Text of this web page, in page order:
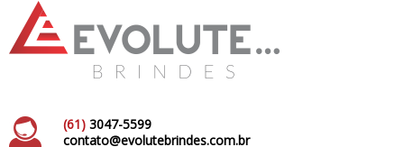
(61) 3047-5599
contato@evolutebrindes.com.br